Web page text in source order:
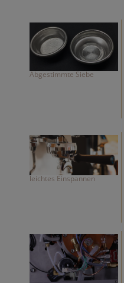
Abgestimmte Siebe
leichtes Einspannen